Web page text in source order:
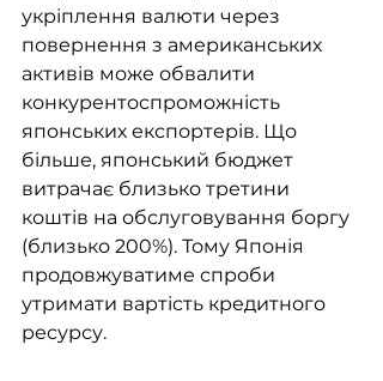
укріплення валюти через
повернення з американських
активів може обвалити
конкурентоспроможність
японських експортерів. Що
більше, японський бюджет
витрачає близько третини
коштів на обслуговування боргу
(близько 200%). Тому Японія
продовжуватиме спроби
утримати вартість кредитного
ресурсу.